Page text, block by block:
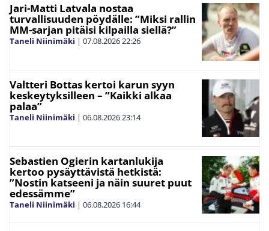
Jari-Matti Latvala nostaa
turvallisuuden pöydälle: ”Miksi rallin
MM-sarjan pitäisi kilpailla siellä?”
Taneli Niinimäki | 07.08.202622:26
Valtteri Bottas kertoi karun syyn
keskeytyksilleen – ”Kaikki alkaa
palaa”
Taneli Niinimäki | 06.08.202623:14
Sebastien Ogierin kartanlukija
kertoo pysäyttävistä hetkistä:
”Nostin katseeni ja näin suuret puut
edessämme”
Taneli Niinimäki | 06.08.2026 16:44